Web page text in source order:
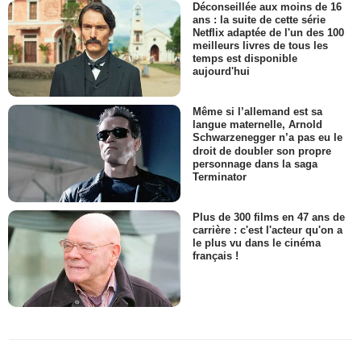
Déconseillée aux moins de 16
ans : la suite de cette série
Netflix adaptée de l'un des 100
meilleurs livres de tous les
temps est disponible
aujourd'hui
Même si l’allemand est sa
langue maternelle, Arnold
Schwarzenegger n’a pas eu le
droit de doubler son propre
personnage dans la saga
Terminator
Plus de 300 films en 47 ans de
carrière : c'est l'acteur qu'on a
le plus vu dans le cinéma
français !